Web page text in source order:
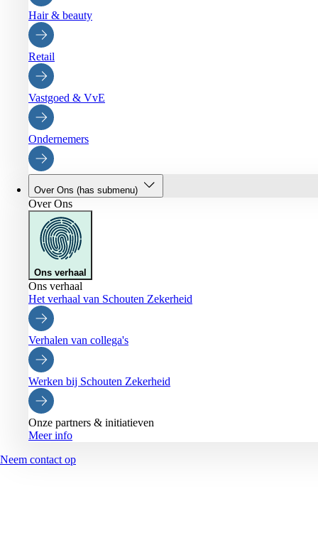
Hair & beauty
Retail
Vastgoed & VvE
Ondernemers
Over Ons (has submenu)
Over Ons
Ons verhaal
Ons verhaal
Het verhaal van Schouten Zekerheid
Verhalen van collega's
Werken bij Schouten Zekerheid
Onze partners & initiatieven
Meer info
Neem contact op